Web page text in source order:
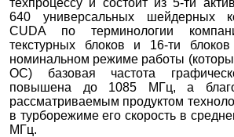
640 универсальных шейдерных
CUDA по терминологии
текстурных блоков и 16-ти
номинальном режиме работы
OC) базовая частота
повышена до 1085 МГц, а
рассматриваемым продуктом
в турборежиме его скорость в
МГц.